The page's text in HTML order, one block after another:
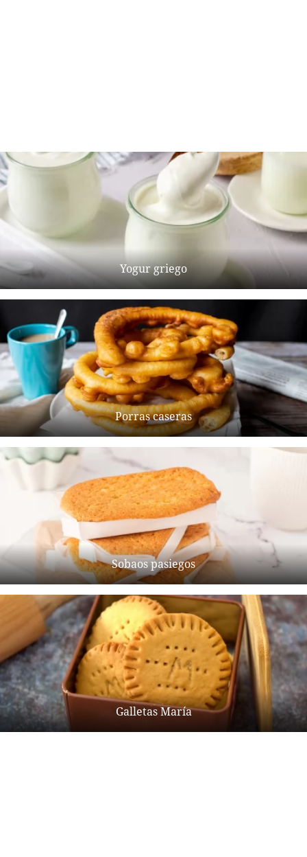
Yogur griego
Porras caseras
Sobaos pasiegos
Galletas María